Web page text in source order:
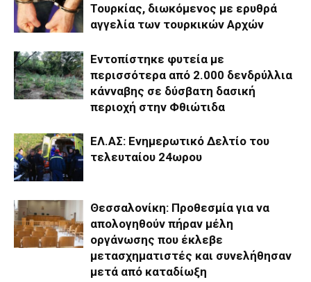
Τουρκίας, διωκόμενος με ερυθρά
αγγελία των τουρκικών Αρχών
Εντοπίστηκε φυτεία με
περισσότερα από 2.000 δενδρύλλια
κάνναβης σε δύσβατη δασική
περιοχή στην Φθιώτιδα
ΕΛ.ΑΣ: Ενημερωτικό Δελτίο του
τελευταίου 24ωρου
Θεσσαλονίκη: Προθεσμία για να
απολογηθούν πήραν μέλη
οργάνωσης που έκλεβε
μετασχηματιστές και συνελήθησαν
μετά από καταδίωξη